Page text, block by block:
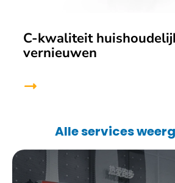
C-kwaliteit
vernieuwen
Alle services